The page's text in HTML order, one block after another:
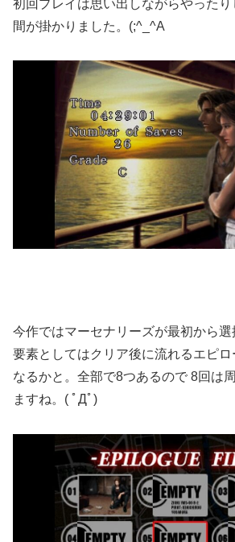
初回プレイは思い出しながらやった
間が掛かりました。(;^_^A
今作ではマーセナリーズが最初から
要素としてはクリア後に流れるエピ
なるかと。全部で8つあるので 8回は
ますね。( ﾟДﾟ)